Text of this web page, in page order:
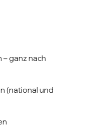
ganz nach
(national und